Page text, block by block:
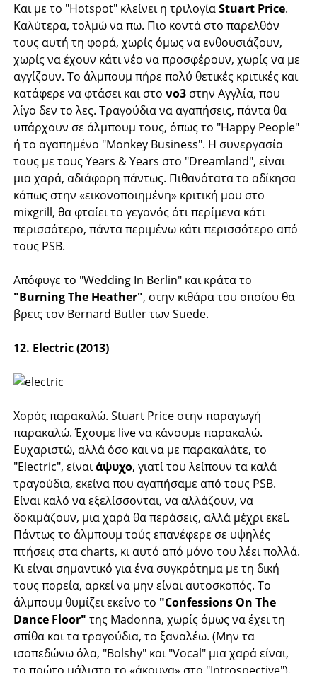
Και με το "Hotspot" κλείνει η τριλογίαStuart Price.
Καλύτερα, τολμώ να πω. Πιο κοντά στο παρελθόν
τους αυτή τη φορά, χωρίς όμως να ενθουσιάζουν,
χωρίς να έχουν κάτι νέο να προσφέρουν, χωρίς να με
αγγίζουν. Το άλμπουμ πήρε πολύ θετικές κριτικές και
κατάφερε να φτάσει και στονο3 στην Αγγλία, που
λίγο δεν το λες. Τραγούδια να αγαπήσεις, πάντα θα
υπάρχουν σε άλμπουμ τους, όπως το "Happy People"
ή το αγαπημένο "Monkey Business". Η συνεργασία
τους με τους Years & Years στο "Dreamland", είναι
μια χαρά, αδιάφορη πάντως. Πιθανότατα το αδίκησα
κάπως στην «εικονοποιημένη» κριτική μου στο
mixgrill, θα φταίει το γεγονός ότι περίμενα κάτι
περισσότερο, πάντα περιμένω κάτι περισσότερο από
τους PSB.
Απόφυγε το "Wedding In Berlin" και κράτα το
"Burning The Heather", στην κιθάρα του οποίου θα
βρεις τον Bernard Butler των Suede.
12. Electric (2013)
Χορός παρακαλώ. Stuart Price στην παραγωγή
παρακαλώ. Έχουμε live να κάνουμε παρακαλώ.
Ευχαριστώ, αλλά όσο και να με παρακαλάτε, το
"Electric", είναιάψυχο, γιατί του λείπουν τα καλά
τραγούδια, εκείνα που αγαπήσαμε από τους PSB.
Είναι καλό να εξελίσσονται, να αλλάζουν, να
δοκιμάζουν, μια χαρά θα περάσεις, αλλά μέχρι εκεί.
Πάντως το άλμπουμ τούς επανέφερε σε υψηλές
πτήσεις στα charts, κι αυτό από μόνο του λέει πολλά.
Κι είναι σημαντικό για ένα συγκρότημα με τη δική
τους πορεία, αρκεί να μην είναι αυτοσκοπός. Το
άλμπουμ θυμίζει εκείνο το "Confessions On The
Dance Floor" της Madonna, χωρίς όμως να έχει τη
σπίθα και τα τραγούδια, το ξαναλέω. (Μην τα
ισοπεδώνω όλα, "Bolshy" και "Vocal" μια χαρά είναι,